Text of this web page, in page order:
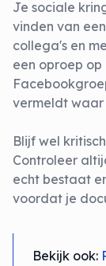
Je sociale
vinden van
collega's en
een oproep
vermeldt waar
Blijf wel
Controleer
echt bestaat
voordat je
Bekijk ook: